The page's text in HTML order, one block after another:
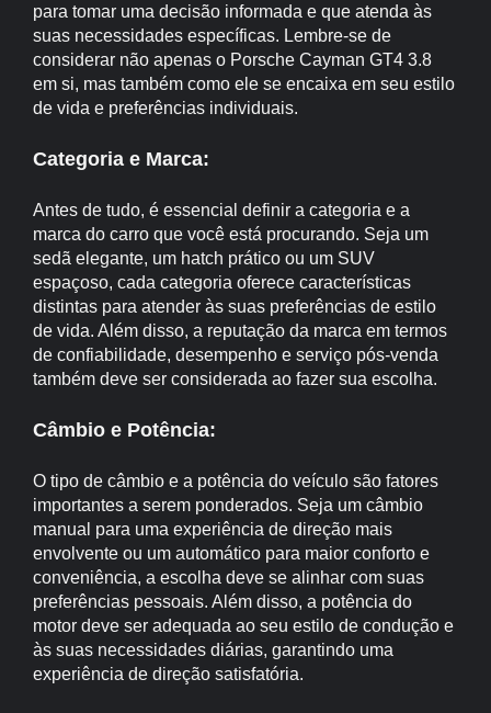
para tomar uma decisão informada e que atenda às
suas necessidades específicas. Lembre-se de
considerar não apenas o Porsche Cayman GT4 3.8
em si, mas também como ele se encaixa em seu estilo
de vida e preferências individuais.
Categoria e Marca:
Antes de tudo, é essencial definir a categoria e a
marca do carro que você está procurando. Seja um
sedã elegante, um hatch prático ou um SUV
espaçoso, cada categoria oferece características
distintas para atender às suas preferências de estilo
de vida. Além disso, a reputação da marca em termos
de confiabilidade, desempenho e serviço pós-venda
também deve ser considerada ao fazer sua escolha.
Câmbio e Potência:
O tipo de câmbio e a potência do veículo são fatores
importantes a serem ponderados. Seja um câmbio
manual para uma experiência de direção mais
envolvente ou um automático para maior conforto e
conveniência, a escolha deve se alinhar com suas
preferências pessoais. Além disso, a potência do
motor deve ser adequada ao seu estilo de condução e
às suas necessidades diárias, garantindo uma
experiência de direção satisfatória.